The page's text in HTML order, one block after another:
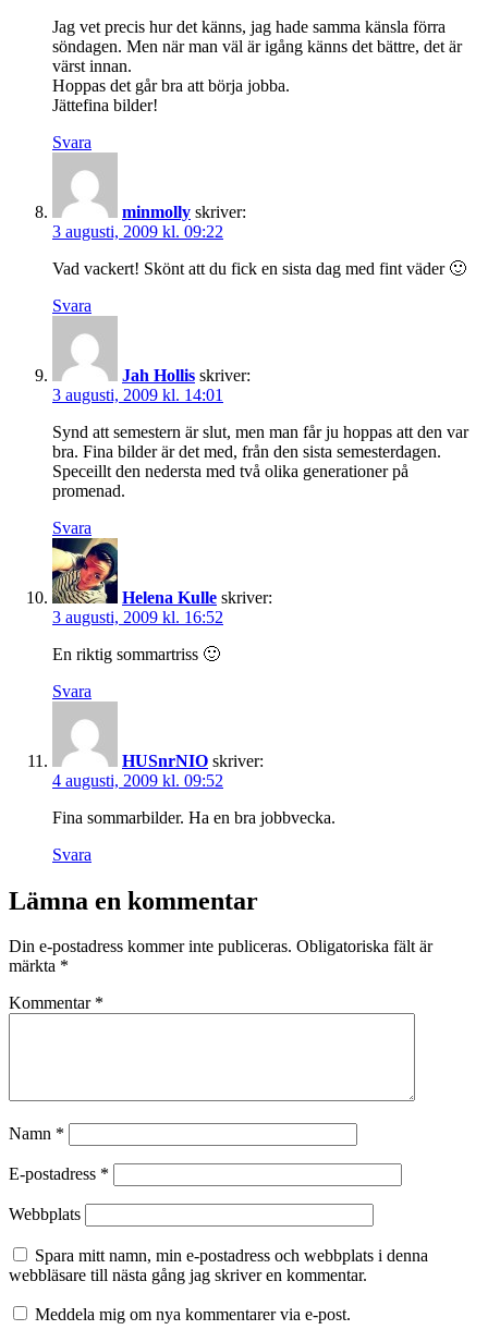
Jag vet precis hur det känns, jag hade samma känsla förra
söndagen. Men när man väl är igång känns det bättre, det är
värst innan.
Hoppas det går bra att börja jobba.
Jättefina bilder!
Svara
minmolly skriver:
3 augusti, 2009 kl. 09:22
Vad vackert! Skönt att du fick en sista dag med fint väder 🙂
Svara
Jah Hollis skriver:
3 augusti, 2009 kl. 14:01
Synd att semestern är slut, men man får ju hoppas att den var
bra. Fina bilder är det med, från den sista semesterdagen.
Speceillt den nedersta med två olika generationer på
promenad.
Svara
Helena Kulle skriver:
3 augusti, 2009 kl. 16:52
En riktig sommartriss 🙂
Svara
HUSnrNIO skriver:
4 augusti, 2009 kl. 09:52
Fina sommarbilder. Ha en bra jobbvecka.
Svara
Lämna en kommentar
Din e-postadress kommer inte publiceras. Obligatoriska fält är
märkta *
Kommentar *
Namn *
E-postadress *
Webbplats
Spara mitt namn, min e-postadress och webbplats i denna
webbläsare till nästa gång jag skriver en kommentar.
Meddela mig om nya kommentarer via e-post.